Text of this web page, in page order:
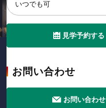
見学予約する
お問い合わせ
お問い合わせ